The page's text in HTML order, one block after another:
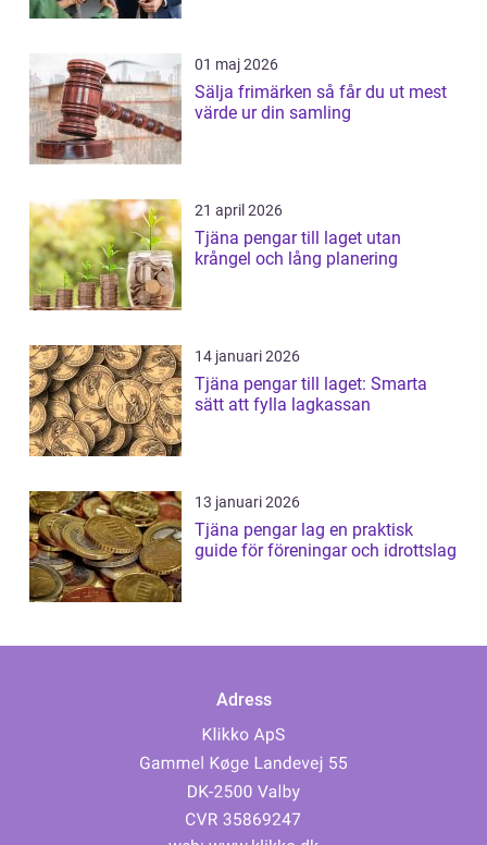
01 maj 2026
Sälja frimärken så får du ut mest
värde ur din samling
21 april 2026
Tjäna pengar till laget utan
krångel och lång planering
14 januari 2026
Tjäna pengar till laget: Smarta
sätt att fylla lagkassan
13 januari 2026
Tjäna pengar lag en praktisk
guide för föreningar och idrottslag
Adress